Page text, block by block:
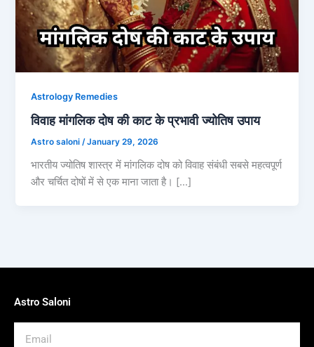
Astrology Remedies
विवाह मांगलिक दोष की काट के प्रभावी ज्योतिष उपाय
Astro saloni/January 29, 2026
भारतीय ज्योतिष शास्त्र में मांगलिक दोष को विवाह संबंधी सबसे महत्वपूर्ण
और चर्चित दोषों में से एक माना जाता है। […]
Astro Saloni